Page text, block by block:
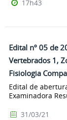
17h43
Edital nº 05 de
Vertebrados 1,
Fisiologia
Edital de
Examinadora
31/03/21